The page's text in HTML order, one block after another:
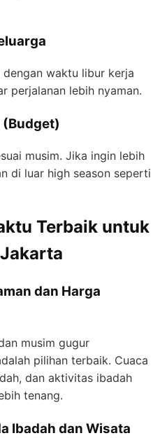
waktu libur kerja
perjalanan lebih nyaman.
musim. Jika ingin lebih
di luar high season seperti
Terbaik untuk
dan Harga
musim gugur
pilihan terbaik. Cuaca
dan aktivitas ibadah
tenang.
Ibadah dan Wisata